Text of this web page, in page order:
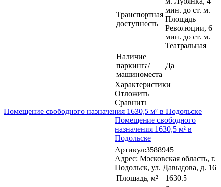
Транспортная
доступность
мин. до ст. м.
Площадь
Революции, 6
мин. до ст. м.
Театральная
Наличие
паркинга/
машиноместа
Да
Характеристики
Отложить
Сравнить
Помещение свободного назначения 1630,5 м² в Подольске
Помещение свободного
назначения 1630,5 м² в
Подольске
Артикул:3588945
Адрес: Московская область, г.
Подольск, ул. Давыдова, д. 16
Площадь, м²
1630.5